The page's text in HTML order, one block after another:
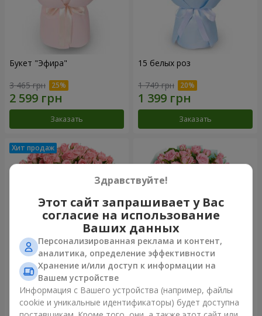
Букет "Эфира"
3 465 грн
Заказать
15 белых роз
1 749 грн
Заказать
Цветы в коробке "Розовый
оазис"
2 749 грн
Композиция "Баллада о
маме"
2 124 грн
Здравствуйте!
Этот сайт запрашивает у Вас
согласие на использование
Ваших данных
Персонализированная реклама и контент,
аналитика, определение эффективности
Хранение и/или доступ к информации на
Вашем устройстве
Информация с Вашего устройства (например, файлы
cookie и уникальные идентификаторы) будет доступна